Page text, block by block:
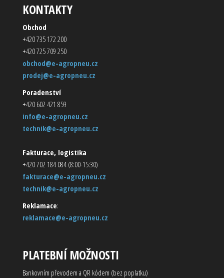
KONTAKTY
Obchod
+420 735 172 200
+420 725 709 250
obchod@e-agropneu.cz
prodej@e-agropneu.cz
Poradenství
+420 602 421 859
info@e-agropneu.cz
technik@e-agropneu.cz
Fakturace, logistika
+420 702 184 084 (8:00-15:30)
fakturace@e-agropneu.cz
technik@e-agropneu.cz
Reklamace:
reklamace@e-agropneu.cz
PLATEBNÍ MOŽNOSTI
Bankovním převodem a QR kódem (bez poplatku)